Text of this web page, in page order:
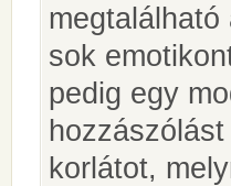
sok
pedig egy
korlátot,